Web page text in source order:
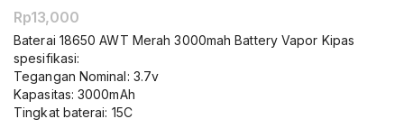
Rp13,000
Baterai 18650 AWT Merah 3000mah Battery Vapor Kipas
spesifikasi:
Tegangan Nominal: 3.7v
Kapasitas: 3000mAh
Tingkat baterai: 15C